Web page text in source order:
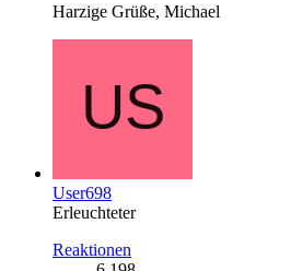
Harzige Grüße, Michael
User698
Erleuchteter
Reaktionen